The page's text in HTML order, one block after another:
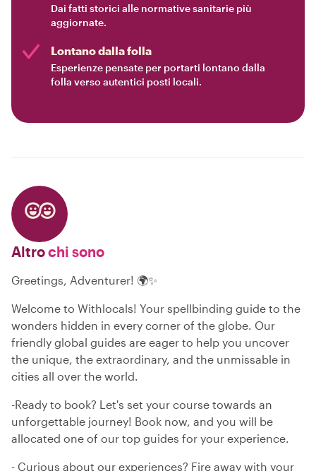
Dai fatti storici alle normative sanitarie più
aggiornate.
Lontano dalla folla
Esperienze pensate per portarti lontano dalla
folla verso autentici posti locali.
Altrochi sono
Greetings, Adventurer! 🌍✨
Welcome to Withlocals! Your spellbinding guide to the
wonders hidden in every corner of the globe. Our
friendly global guides are eager to help you uncover
the unique, the extraordinary, and the unmissable in
cities all over the world.
-Ready to book? Let's set your course towards an
unforgettable journey! Book now, and you will be
allocated one of our top guides for your experience.
- Curious about our experiences? Fire away with your